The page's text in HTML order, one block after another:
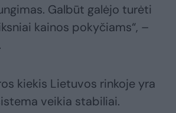
Galbūt galėjo turėti
kainos pokyčiams“, –
kiekis Lietuvos rinkoje yra
veikia stabiliai.